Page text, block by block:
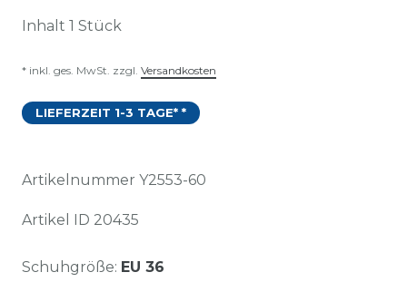
Inhalt 1 Stück
* inkl. ges. MwSt. zzgl. Versandkosten
LIEFERZEIT 1-3 TAGE* *
Artikelnummer Y2553-60
Artikel ID 20435
Schuhgröße: EU 36